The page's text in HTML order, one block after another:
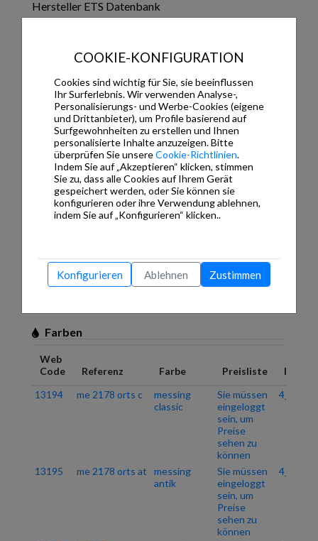
Hersteller ETS Datenbank
es_4093krmtsd.zip
8.136,30 Kb
en_en_complete_ets3d.zip
32.668,95 Kb
de_jung1009.zip
55.862,10 Kb
Dokumentation
es_LS2178ORTS_ad.pdf
133,75 Kb
es_2178orts_32562043.pdf
295,90 Kb
es_2178_orts_td.pdf
299,03 Kb
en_LS2178ORTS_ad.pdf
133,31 Kb
en_3x81-1_21082019_TD.pdf
133,75 Kb
de_2178orts_32562043.pdf
270,79 Kb
de_2178ts_orts_td.pdf
570,74 Kb
Farben
Web
Code
Referenz Farbe Preisliste
PG.
13194
me 2178 orts c
messing
classic
Sie müssen
eingeloggt
sein, um
Preise
sehen zu
können
4_06
13195 me 2178 orts at
messing
antik
Sie müssen
eingeloggt
sein, um
Preise
sehen zu
können
4_06
COOKIE-KONFIGURATION
Cookies sind wichtig für Sie, sie beeinflussen
Ihr Surferlebnis. Wir verwenden Analyse-,
Personalisierungs- und Werbe-Cookies (eigene
und Drittanbieter), um Profile basierend auf
Surfgewohnheiten zu erstellen und Ihnen
personalisierte Inhalte anzuzeigen. Bitte
überprüfen Sie unsereCookie-Richtlinien.
Indem Sie auf „Akzeptieren“ klicken, stimmen
Sie zu, dass alle Cookies auf Ihrem Gerät
gespeichert werden, oder Sie können sie
konfigurieren oder ihre Verwendung ablehnen,
indem Sie auf „Konfigurieren“ klicken..
Konfigurieren Ablehnen Zustimmen